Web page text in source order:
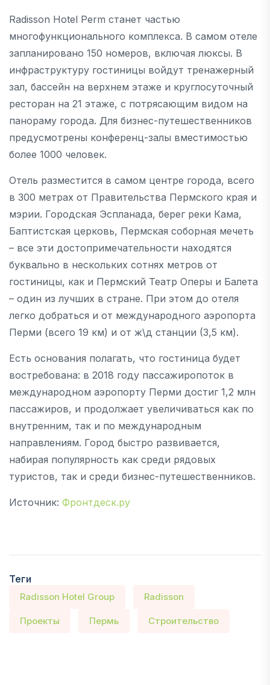
Radisson Hotel Perm станет частью
многофункционального комплекса. В самом отеле
запланировано 150 номеров, включая люксы. В
инфраструктуру гостиницы войдут тренажерный
зал, бассейн на верхнем этаже и круглосуточный
ресторан на 21 этаже, с потрясающим видом на
панораму города. Для бизнес-путешественников
предусмотрены конференц-залы вместимостью
более 1000 человек.
Отель разместится в самом центре города, всего
в 300 метрах от Правительства Пермского края и
мэрии. Городская Эспланада, берег реки Кама,
Баптистская церковь, Пермская соборная мечеть
– все эти достопримечательности находятся
буквально в нескольких сотнях метров от
гостиницы, как и Пермский Театр Оперы и Балета
– один из лучших в стране. При этом до отеля
легко добраться и от международного аэропорта
Перми (всего 19 км) и от ж\д станции (3,5 км).
Есть основания полагать, что гостиница будет
востребована: в 2018 году пассажиропоток в
международном аэропорту Перми достиг 1,2 млн
пассажиров, и продолжает увеличиваться как по
внутренним, так и по международным
направлениям. Город быстро развивается,
набирая популярность как среди рядовых
туристов, так и среди бизнес-путешественников.
Источник: Фронтдеск.ру
Теги
Radisson Hotel Group Radisson
Проекты Пермь Строительство